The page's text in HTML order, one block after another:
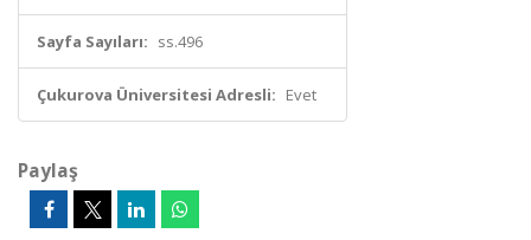
Sayfa Sayıları: ss.496
Çukurova Üniversitesi Adresli: Evet
Paylaş